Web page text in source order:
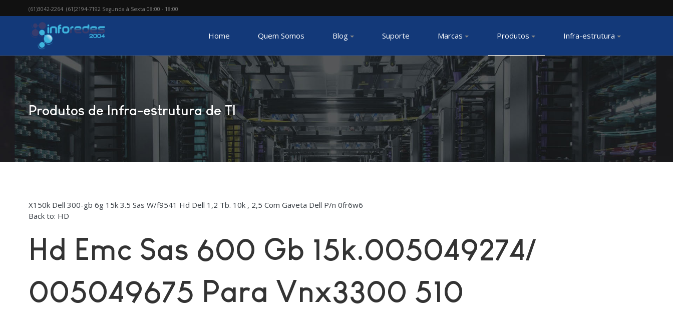
(61)3042-2264 (61)2194-7192 Segunda à Sexta 08:00 - 18:00
Home Quem Somos Blog Suporte Marcas Produtos Infra-estrutura
Produtos de Infra-estrutura de TI
X150k Dell 300-gb 6g 15k 3.5 Sas W/f9541 Hd Dell 1,2 Tb. 10k , 2,5 Com Gaveta Dell P/n 0fr6w6
Back to: HD
Hd Emc Sas 600 Gb 15k.005049274/
005049675 Para Vnx3300 510